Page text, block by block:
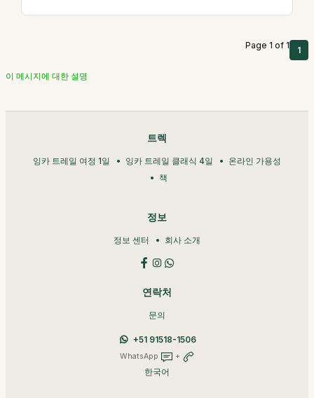
Page 1 of 1 1
이 메시지에 대한 설명
트렉
잉카 트레일 여정 1일 잉카 트레일 클래식 4일
온라인 가용성
책
정보
정보 센터 회사 소개
연락처
문의
+51 91518-1506
WhatsApp +
한국어